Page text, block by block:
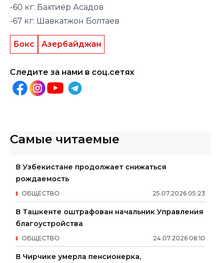
-60 кг: Бахтиёр Асадов
-67 кг: Шавкатжон Болтаев
Бокс Азербайджан
Следите за нами в соц.сетях
Самые читаемые
В Узбекистане продолжает снижаться
рождаемость
25.07.2026 05:23
ОБЩЕСТВО
В Ташкенте оштрафован начальник Управления
благоустройства
24.07.2026 08:10
ОБЩЕСТВО
В Чирчике умерла пенсионерка,